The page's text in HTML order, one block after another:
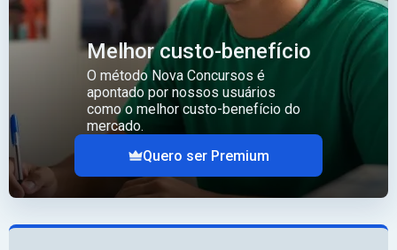
Melhor custo-benefício
O método Nova Concursos é
apontado por nossos usuários
como o melhor custo-benefício do
mercado.
Quero ser Premium